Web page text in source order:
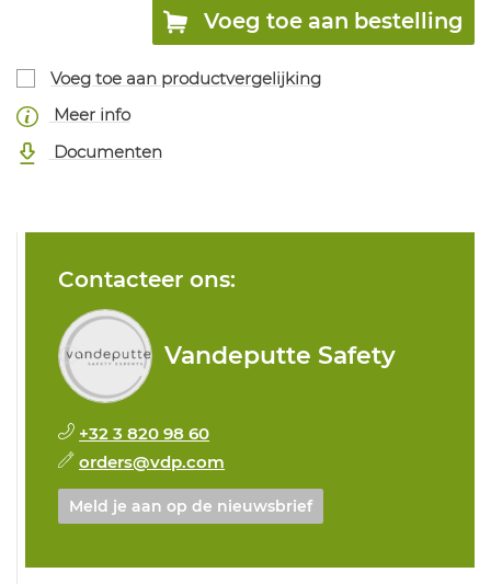
Voeg toe aan bestelling
Voeg toe aan productvergelijking
Meer info
Documenten
Contacteer ons:
Vandeputte Safety
+32 3 820 98 60
orders@vdp.com
Meld je aan op de nieuwsbrief